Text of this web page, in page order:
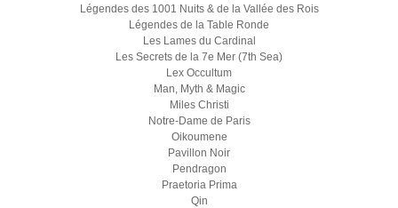
Légendes des 1001 Nuits & de la Vallée des Rois
Légendes de la Table Ronde
Les Lames du Cardinal
Les Secrets de la 7e Mer (7th Sea)
Lex Occultum
Man, Myth & Magic
Miles Christi
Notre-Dame de Paris
Oikoumene
Pavillon Noir
Pendragon
Praetoria Prima
Qin